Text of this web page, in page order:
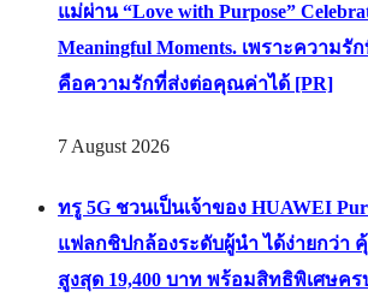
แม่ผ่าน “Love with Purpose”
Meaningful Moments. เพราะความ
คือความรักที่ส่งต่อคุณค่าได้ [PR]
7 August 2026
ทรู 5G ชวนเป็นเจ้าของ HUAWEI
แฟลกชิปกล้องระดับผู้นำ ได้ง่ายกว่า
สูงสุด 19,400 บาท พร้อมสิทธิพิเศษค